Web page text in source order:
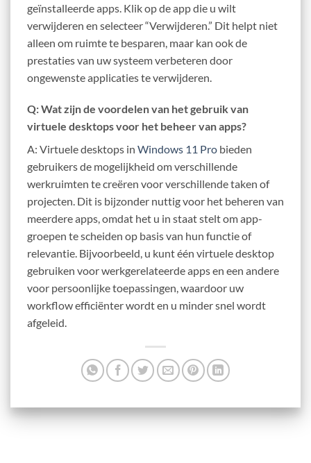
geïnstalleerde apps. Klik op de app die u wilt
verwijderen en selecteer “Verwijderen.” Dit helpt niet
alleen om ruimte te besparen, maar kan ook de
prestaties van uw systeem verbeteren door
ongewenste applicaties te verwijderen.
Q: Wat zijn de voordelen van het gebruik van
virtuele desktops voor het beheer van apps?
A: Virtuele desktops in Windows 11 Pro bieden
gebruikers de mogelijkheid om verschillende
werkruimten te creëren voor verschillende taken of
projecten. Dit is bijzonder nuttig voor het beheren van
meerdere apps, omdat het u in staat stelt om app-
groepen te scheiden op basis van hun functie of
relevantie. Bijvoorbeeld, u kunt één virtuele desktop
gebruiken voor werkgerelateerde apps en een andere
voor persoonlijke toepassingen, waardoor uw
workflow efficiënter wordt en u minder snel wordt
afgeleid.